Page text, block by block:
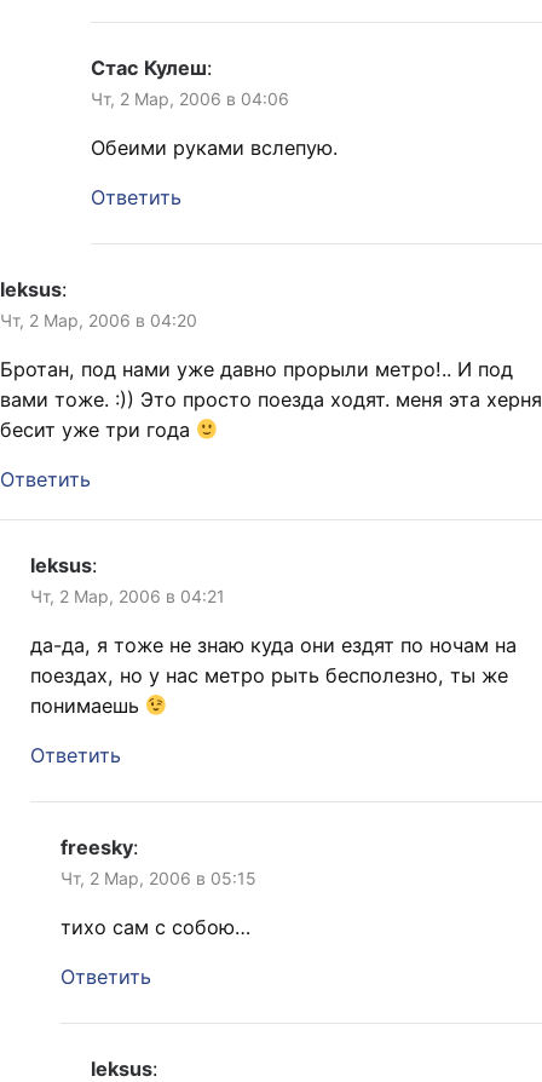
Стас Кулеш:
Чт, 2 Мар, 2006 в 04:06
Обеими руками вслепую.
Ответить
leksus:
Чт, 2 Мар, 2006 в 04:20
Бротан, под нами уже давно прорыли метро!.. И под
вами тоже. :)) Это просто поезда ходят. меня эта херня
бесит уже три года
Ответить
leksus:
Чт, 2 Мар, 2006 в 04:21
да-да, я тоже не знаю куда они ездят по ночам на
поездах, но у нас метро рыть бесполезно, ты же
понимаешь
Ответить
freesky:
Чт, 2 Мар, 2006 в 05:15
тихо сам с собою…
Ответить
leksus: